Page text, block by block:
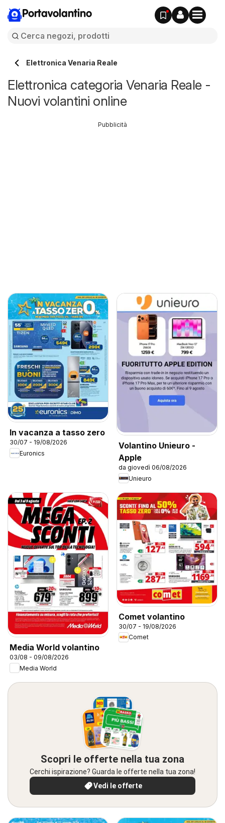
Portavolantino
Elettronica Venaria Reale
Elettronica categoria Venaria Reale -
Nuovi volantini online
In vacanza a tasso zero
30/07 - 19/08/2026
Euronics
Volantino Unieuro -
Apple
da giovedì 06/08/2026
Unieuro
Pubblicità
Media World volantino
03/08 - 09/08/2026
Media World
Comet volantino
30/07 - 19/08/2026
Comet
Scopri le offerte nella tua zona
Cerchi ispirazione? Guarda le offerte nella tua zona!
Vedi le offerte